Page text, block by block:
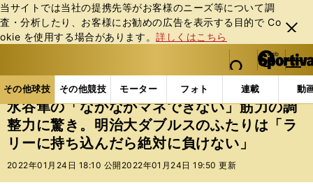
当サイトでは当社の提携先等がお客様のニーズ等について調
査・分析したり、お客様にお勧めの広告を表⽰する⽬的で Co
okie を使⽤する場合があります。詳しくはこちら
閉じ
る
web Sportiva (webスポルティーバ)
検索
マイペ
ー
ジ
メニュ
その他球技 その他競技 モーター フォト 連載 動
ス
ポ
ル
テ
ー
その他球技の記事一覧 その他球技 水谷隼の「なか
水谷隼の「なかなかマネできない」筋力の調
整力に驚き。明治大ダブルスのふたりは「ラ
リーに持ち込んだら絶対に負けない」
2022年01月24日 18:10 公開 2022年01月24日 19:50 更新